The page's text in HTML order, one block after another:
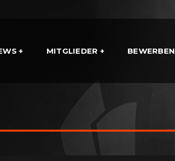
MITGLIEDER BEWERBEN